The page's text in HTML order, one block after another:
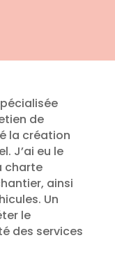
de
la création
J’ai eu le
charte
ainsi
Un
le
des services